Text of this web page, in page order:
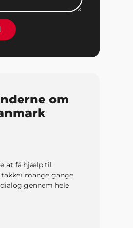
om
bare nemmest og
til råds. Vi
Danmark, som tog
spørgsmål, gav
at få hjælp til
mange gange
gennem hele